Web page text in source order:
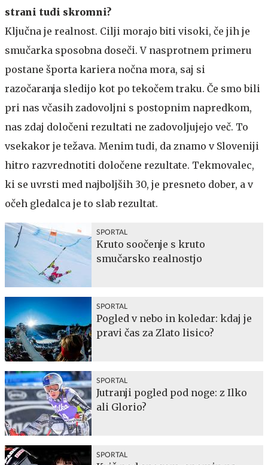
strani tudi skromni?
Ključna je realnost. Cilji morajo biti visoki, če jih je
smučarka sposobna doseči. V nasprotnem primeru
postane športa kariera nočna mora, saj si
razočaranja sledijo kot po tekočem traku. Če smo bili
pri nas včasih zadovoljni s postopnim napredkom,
nas zdaj določeni rezultati ne zadovoljujejo več. To
vsekakor je težava. Menim tudi, da znamo v Sloveniji
hitro razvrednotiti določene rezultate. Tekmovalec,
ki se uvrsti med najboljših 30, je presneto dober, a v
očeh gledalca je to slab rezultat.
SPORTAL
Kruto soočenje s kruto
smučarsko realnostjo
SPORTAL
Pogled v nebo in koledar: kdaj je
pravi čas za Zlato lisico?
SPORTAL
Jutranji pogled pod noge: z Ilko
ali Glorio?
SPORTAL